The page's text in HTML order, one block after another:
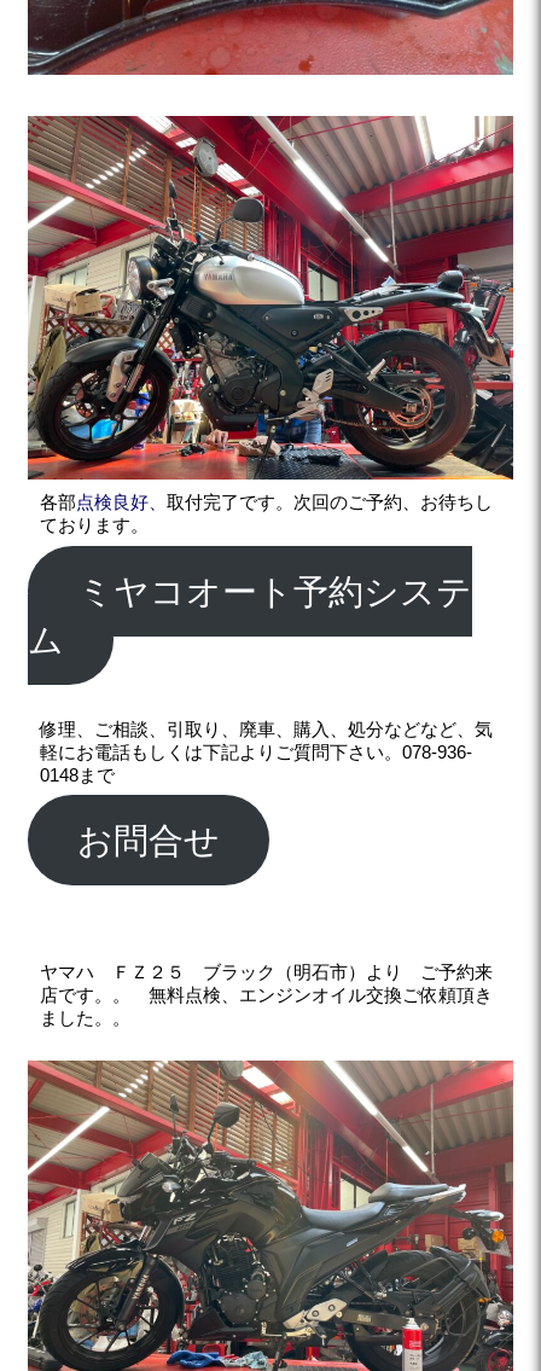
各部点検良好、取付完了です。次回のご予約、お待ちし
ております。
ミヤコオート予約システ
ム
修理、ご相談、引取り、廃車、購入、処分などなど、気
軽にお電話もしくは下記よりご質問下さい。078-936-
0148まで
お問合せ
ヤマハ ＦＺ２５ ブラック（明石市）より ご予約来
店です。。 無料点検、エンジンオイル交換ご依頼頂き
ました。。